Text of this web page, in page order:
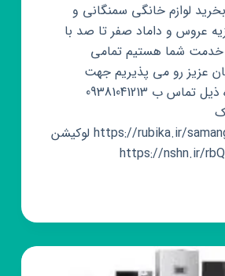
لوازم خانگی سمنگانی و
عروس و داماد صفر تا صد با
خدمت شما هستیم تمامی
عزیز رو می پذیریم جهت
سفارش به شماره ذیل تماس ب 09381041213
لینک
کانال.https://rubika.ir/samanganiyones لوکیشن‌